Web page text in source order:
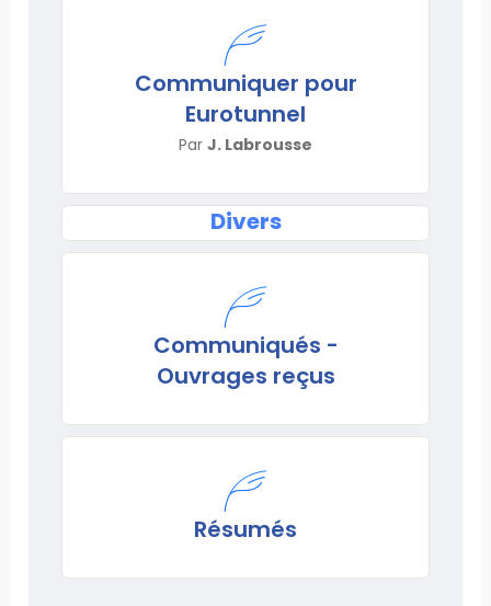
Communiquer pour
Eurotunnel
Par J. Labrousse
Divers
Communiqués -
Ouvrages reçus
Résumés